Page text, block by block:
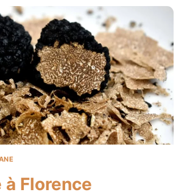
à Florence